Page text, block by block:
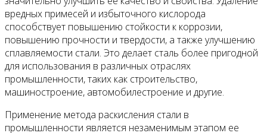
вредных примесей и избыточного кислорода
способствует повышению стойкости к коррозии,
повышению прочности и твердости, а также улучшению
сплавляемости стали. Это делает сталь более пригодной
для использования в различных отраслях
промышленности, таких как строительство,
машиностроение, автомобилестроение и другие.
Применение метода раскисления стали в
промышленности является незаменимым этапом ее